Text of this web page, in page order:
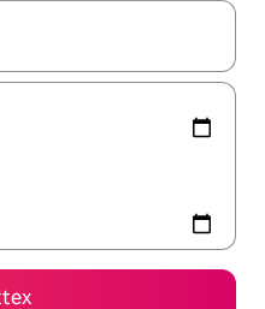
tista' tmur minn riżultat